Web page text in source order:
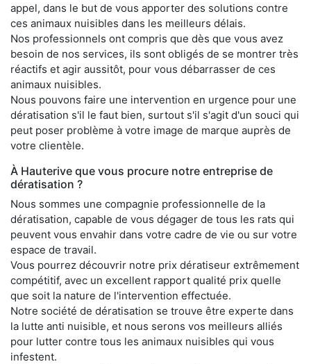
appel, dans le but de vous apporter des solutions contre
ces animaux nuisibles dans les meilleurs délais.
Nos professionnels ont compris que dès que vous avez
besoin de nos services, ils sont obligés de se montrer très
réactifs et agir aussitôt, pour vous débarrasser de ces
animaux nuisibles.
Nous pouvons faire une intervention en urgence pour une
dératisation s'il le faut bien, surtout s'il s'agit d'un souci qui
peut poser problème à votre image de marque auprès de
votre clientèle.
À Hauterive que vous procure notre entreprise de
dératisation ?
Nous sommes une compagnie professionnelle de la
dératisation, capable de vous dégager de tous les rats qui
peuvent vous envahir dans votre cadre de vie ou sur votre
espace de travail.
Vous pourrez découvrir notre prix dératiseur extrêmement
compétitif, avec un excellent rapport qualité prix quelle
que soit la nature de l'intervention effectuée.
Notre société de dératisation se trouve être experte dans
la lutte anti nuisible, et nous serons vos meilleurs alliés
pour lutter contre tous les animaux nuisibles qui vous
infestent.